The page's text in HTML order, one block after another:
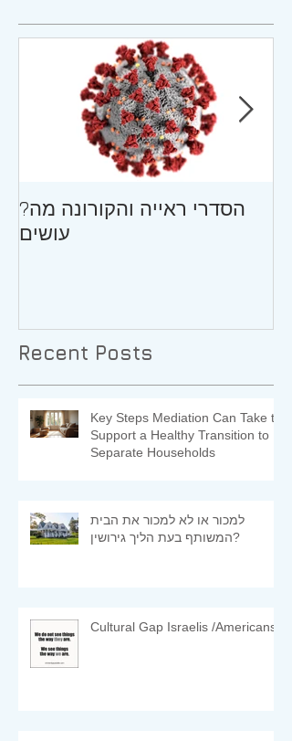
?הסדרי ראייה והקורונה מה
עושים
Recent Posts
Key Steps Mediation Can Take to
Support a Healthy Transition to
Separate Households
למכור או לא למכור את הבית
המשותף בעת הליך גירושין?
Cultural Gap Israelis /Americans